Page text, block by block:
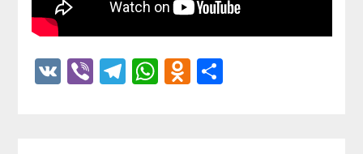
VKViberTelegram
WhatsApp
Odnoklassniki
Отправить